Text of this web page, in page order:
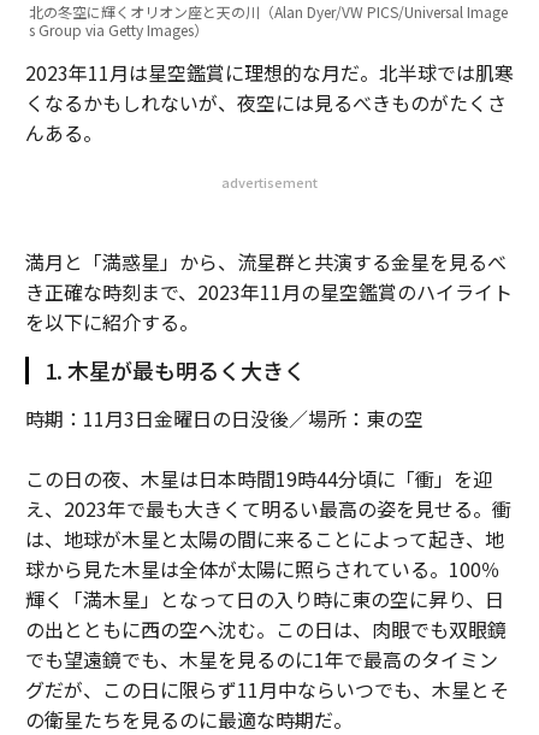
北の冬空に輝くオリオン座と天の川（Alan Dyer/VW PICS/Universal Image
s Group via Getty Images）
2023年11月は星空鑑賞に理想的な月だ。北半球では肌寒
くなるかもしれないが、夜空には見るべきものがたくさ
んある。
advertisement
満月と「満惑星」から、流星群と共演する金星を見るべ
き正確な時刻まで、2023年11月の星空鑑賞のハイライト
を以下に紹介する。
1. 木星が最も明るく大きく
時期：11月3日金曜日の日没後／場所：東の空
この日の夜、木星は日本時間19時44分頃に「衝」を迎
え、2023年で最も大きくて明るい最高の姿を見せる。衝
は、地球が木星と太陽の間に来ることによって起き、地
球から見た木星は全体が太陽に照らされている。100％
輝く「満木星」となって日の入り時に東の空に昇り、日
の出とともに西の空へ沈む。この日は、肉眼でも双眼鏡
でも望遠鏡でも、木星を見るのに1年で最高のタイミン
グだが、この日に限らず11月中ならいつでも、木星とそ
の衛星たちを見るのに最適な時期だ。